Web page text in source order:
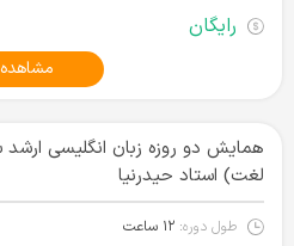
رایگان
مشاهده
لغت) استاد حیدرنیا
طول دوره: ۱۲ ساعت